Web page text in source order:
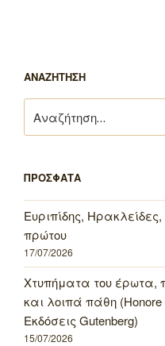
ΑΝΑΖΗΤΗΣΗ
για:
ΠΡΟΣΦΑΤΑ
Ευριπίδης, Ηρακλείδες,
πρώτου
17/07/2026
Χτυπήματα του έρωτα,
και λοιπά πάθη
Εκδόσεις Gutenberg)
15/07/2026